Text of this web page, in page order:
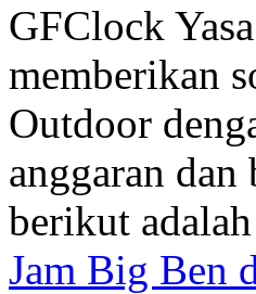
GFClock
memberikan
Outdoor
anggaran
berikut
Jam Big Ben